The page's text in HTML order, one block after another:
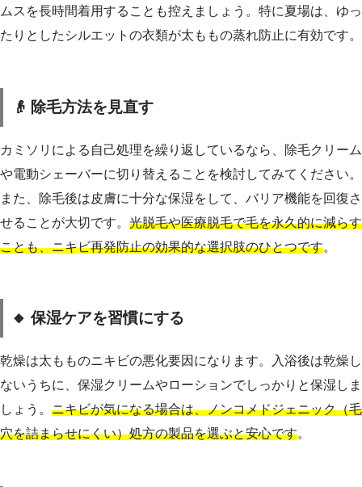
ムスを長時間着用することも控えましょう。特に夏場は、ゆっ
たりとしたシルエットの衣類が太ももの蒸れ防止に有効です。
👴 除毛方法を見直す
カミソリによる自己処理を繰り返しているなら、除毛クリーム
や電動シェーバーに切り替えることを検討してみてください。
また、除毛後は皮膚に十分な保湿をして、バリア機能を回復さ
せることが大切です。 光脱毛や医療脱毛で毛を永久的に減らす
ことも、ニキビ再発防止の効果的な選択肢のひとつです。
🔸 保湿ケアを習慣にする
乾燥は太もものニキビの悪化要因になります。入浴後は乾燥し
ないうちに、保湿クリームやローションでしっかりと保湿しま
しょう。 ニキビが気になる場合は、ノンコメドジェニック（毛
穴を詰まらせにくい）処方の製品を選ぶと安心です。